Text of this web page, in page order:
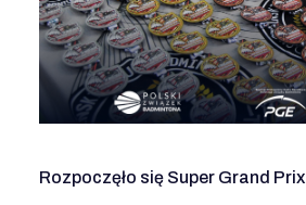
Rozpoczęło się Super Grand Prix